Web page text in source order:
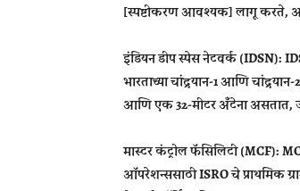
[स्पष्टीकरण आवश्यक] लागू करते,
इंडियन डीप स्पेस नेटवर्क (IDSN):
भारताच्या चांद्रयान-1 आणि
आणि एक 32-मीटर अँटेना असतात,
मास्टर कंट्रोल फॅसिलिटी (MCF):
ऑपरेशन्ससाठी ISRO चे प्राथमिक